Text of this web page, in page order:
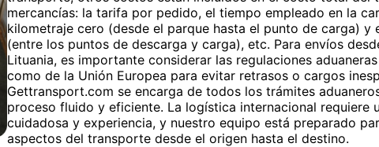
mercancías: la tarifa por pedido, el tiempo empleado en la
kilometraje cero (desde el parque hasta el punto de carga) y
(entre los puntos de descarga y carga), etc. Para envíos
Lituania, es importante considerar las regulaciones
como de la Unión Europea para evitar retrasos o cargos
Gettransport.com se encarga de todos los trámites
proceso fluido y eficiente. La logística internacional requiere
cuidadosa y experiencia, y nuestro equipo está preparado
aspectos del transporte desde el origen hasta el destino.